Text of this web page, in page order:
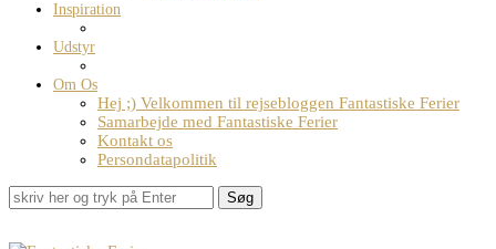
Inspiration
Udstyr
Om Os
Hej ;) Velkommen til rejsebloggen Fantastiske Ferier
Samarbejde med Fantastiske Ferier
Kontakt os
Persondatapolitik
Søg